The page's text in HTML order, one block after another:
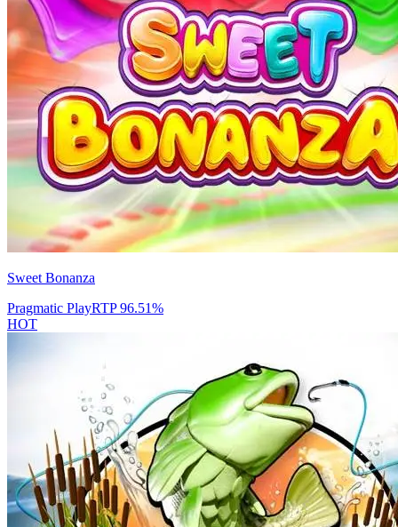
Sweet Bonanza
Pragmatic PlayRTP96.51%
HOT